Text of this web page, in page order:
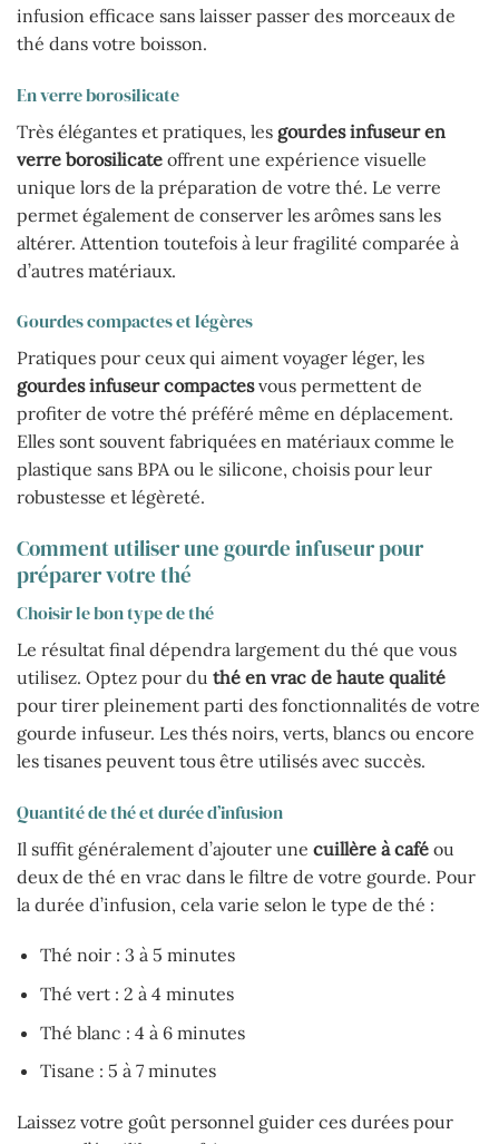
infusion efficace sans laisser passer des morceaux de
thé dans votre boisson.
En verre borosilicate
Très élégantes et pratiques, les gourdes infuseur en
verre borosilicate offrent une expérience visuelle
unique lors de la préparation de votre thé. Le verre
permet également de conserver les arômes sans les
altérer. Attention toutefois à leur fragilité comparée à
d’autres matériaux.
Gourdes compactes et légères
Pratiques pour ceux qui aiment voyager léger, les
gourdes infuseur compactesvous permettent de
profiter de votre thé préféré même en déplacement.
Elles sont souvent fabriquées en matériaux comme le
plastique sans BPA ou le silicone, choisis pour leur
robustesse et légèreté.
Comment utiliser une gourde infuseur pour
préparer votre thé
Choisir le bon type de thé
Le résultat final dépendra largement du thé que vous
utilisez. Optez pour du thé en vrac de haute qualité
pour tirer pleinement parti des fonctionnalités de votre
gourde infuseur. Les thés noirs, verts, blancs ou encore
les tisanes peuvent tous être utilisés avec succès.
Quantité de thé et durée d’infusion
Il suffit généralement d’ajouter une cuillère à café ou
deux de thé en vrac dans le filtre de votre gourde. Pour
la durée d’infusion, cela varie selon le type de thé :
Thé noir : 3 à 5 minutes
Thé vert : 2 à 4 minutes
Thé blanc : 4 à 6 minutes
Tisane : 5 à 7 minutes
Laissez votre goût personnel guider ces durées pour